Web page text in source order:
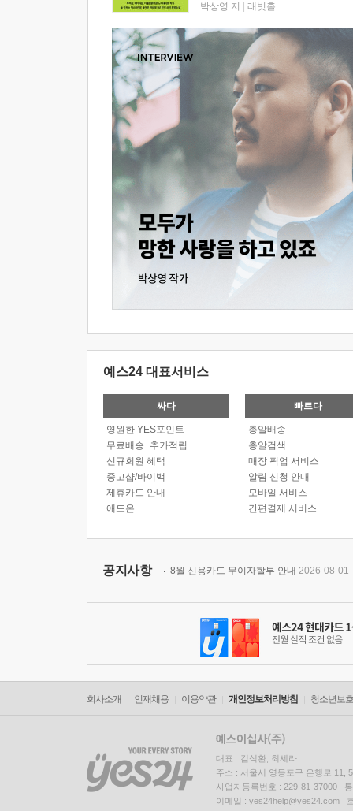
박상영 저 래빗홀
예스24 대표서비스
싸다
영원한 YES포인트
무료배송+추가적립
신규회원 혜택
중고샵/바이백
제휴카드 안내
애드온
빠르다
총알배송
총알검색
매장 픽업 서비스
알림 신청 안내
모바일 서비스
간편결제 서비스
공지사항 8월 신용카드 무이자할부 안내 2026-08-01
회사소개 인재채용 이용약관 개인정보처리방침 청소년보
대표 : 김석환, 최세라
주소 : 서울시 영등포구 은행로 11,
사업자등록번호 : 229-81-37000
이메일 : yes24help@yes24.com